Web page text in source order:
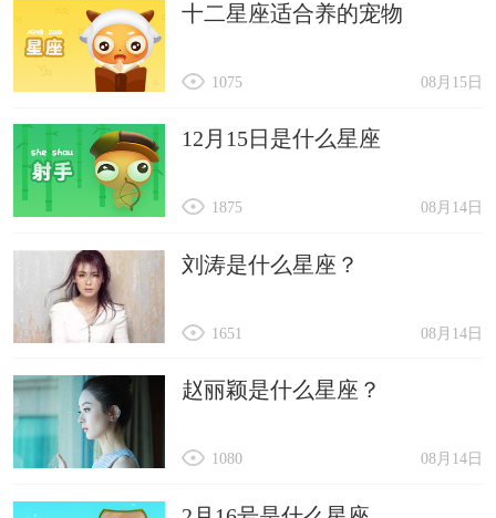
十二星座适合养的宠物
08月15日
1075
12月15日是什么星座
08月14日
1875
刘涛是什么星座？
08月14日
1651
赵丽颖是什么星座？
08月14日
1080